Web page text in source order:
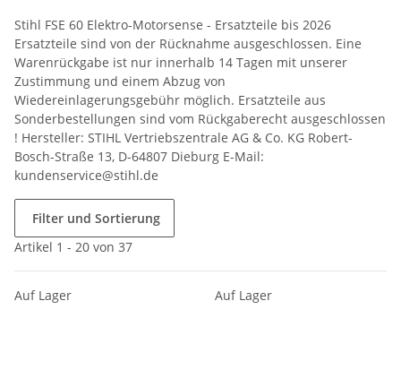
Stihl FSE 60 Elektro-Motorsense - Ersatzteile bis 2026
Ersatzteile sind von der Rücknahme ausgeschlossen. Eine
Warenrückgabe ist nur innerhalb 14 Tagen mit unserer
Zustimmung und einem Abzug von
Wiedereinlagerungsgebühr möglich. Ersatzteile aus
Sonderbestellungen sind vom Rückgaberecht ausgeschlossen
! Hersteller: STIHL Vertriebszentrale AG & Co. KG Robert-
Bosch-Straße 13, D-64807 Dieburg E-Mail:
kundenservice@stihl.de
Filter und Sortierung
Artikel 1 - 20 von 37
Auf Lager Auf Lager